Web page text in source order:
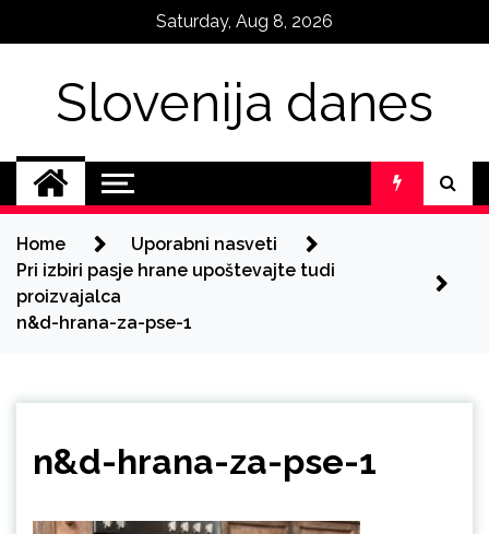
Saturday, Aug 8, 2026
Slovenija danes
Home
Uporabni nasveti
Pri izbiri pasje hrane upoštevajte tudi
proizvajalca
n&d-hrana-za-pse-1
n&d-hrana-za-pse-1